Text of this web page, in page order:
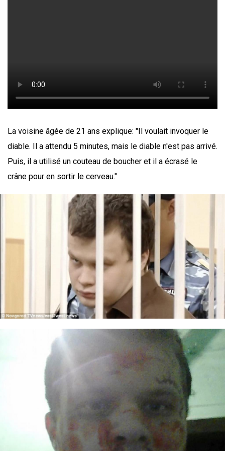
La voisine âgée de 21 ans explique: "Il voulait invoquer le
diable. Il a attendu 5 minutes, mais le diable n'est pas arrivé.
Puis, il a utilisé un couteau de boucher et il a écrasé le
crâne pour en sortir le cerveau."